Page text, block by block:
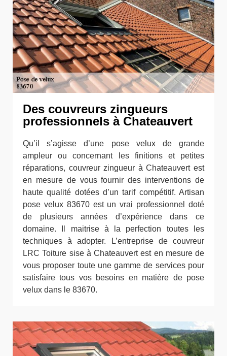
Des couvreurs zingueurs
professionnels à Chateauvert
Qu’il s’agisse d’une pose velux de grande
ampleur ou concernant les finitions et petites
réparations, couvreur zingueur à Chateauvert est
en mesure de vous fournir des interventions de
haute qualité dotées d’un tarif compétitif. Artisan
pose velux 83670 est un vrai professionnel doté
de plusieurs années d’expérience dans ce
domaine. Il maitrise à la perfection toutes les
techniques à adopter. L’entreprise de couvreur
LRC Toiture sise à Chateauvert est en mesure de
vous proposer toute une gamme de services pour
satisfaire tous vos besoins en matière de pose
velux dans le 83670.